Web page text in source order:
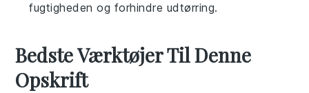
fugtigheden og forhindre udtørring.
Bedste Værktøjer Til Denne
Opskrift